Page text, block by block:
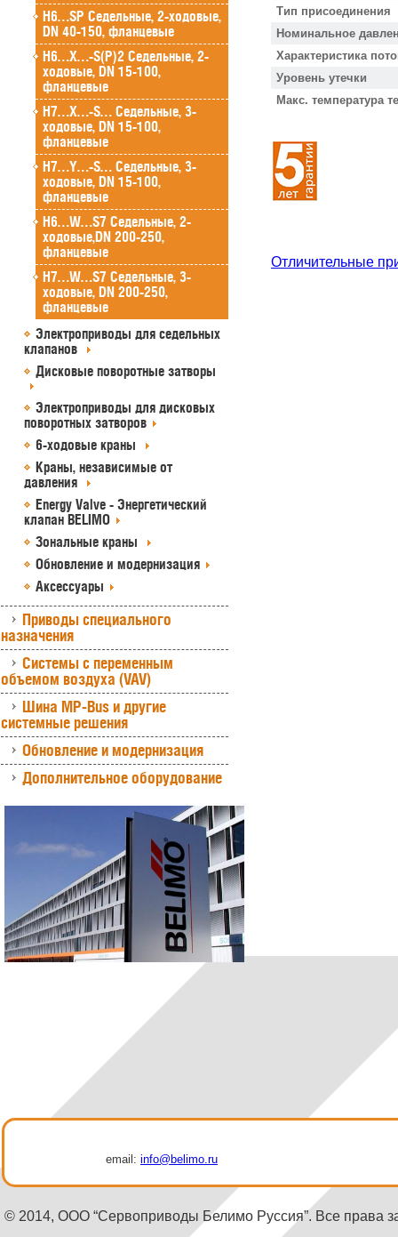
H6…SP Седельные, 2-ходовые,
DN 40-150, фланцевые
H6…X…-S(P)2 Седельные, 2-
ходовые, DN 15-100,
фланцевые
H7…X…-S… Седельные, 3-
ходовые, DN 15-100,
фланцевые
H7…Y…-S… Седельные, 3-
ходовые, DN 15-100,
фланцевые
H6…W…S7 Седельные, 2-
ходовые,DN 200-250,
фланцевые
H7…W…S7 Седельные, 3-
ходовые, DN 200-250,
фланцевые
Электроприводы для седельных
клапанов
Дисковые поворотные затворы
Электроприводы для дисковых
поворотных затворов
6-ходовые краны
Краны, независимые от
давления
Energy Valve - Энергетический
клапан BELIMO
Зональные краны
Обновление и модернизация
Аксессуары
Приводы специального
назначения
Системы с переменным
объемом воздуха (VAV)
Шина MP-Bus и другие
системные решения
Обновление и модернизация
Дополнительное оборудование
Тип присоединения
Номинальное
Характеристика
Уровень утечки
Макс. температура
Отличительные
email: info@belimo.ru
© 2014, ООО “Сервоприводы Белимо Руссия”. Все права